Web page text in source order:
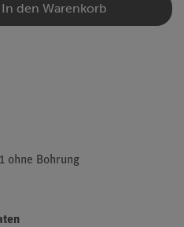
In den Warenkorb
ohne Bohrung